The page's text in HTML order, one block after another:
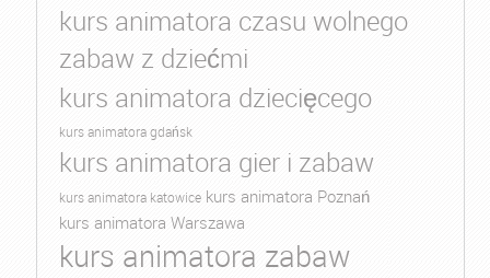
kurs animatora czasu wolnego
zabaw z dziećmi
kurs animatora dziecięcego
kurs animatora gdańsk
kurs animatora gier i zabaw
kurs animatora katowice kurs animatora Poznań
kurs animatora Warszawa
kurs animatora zabaw